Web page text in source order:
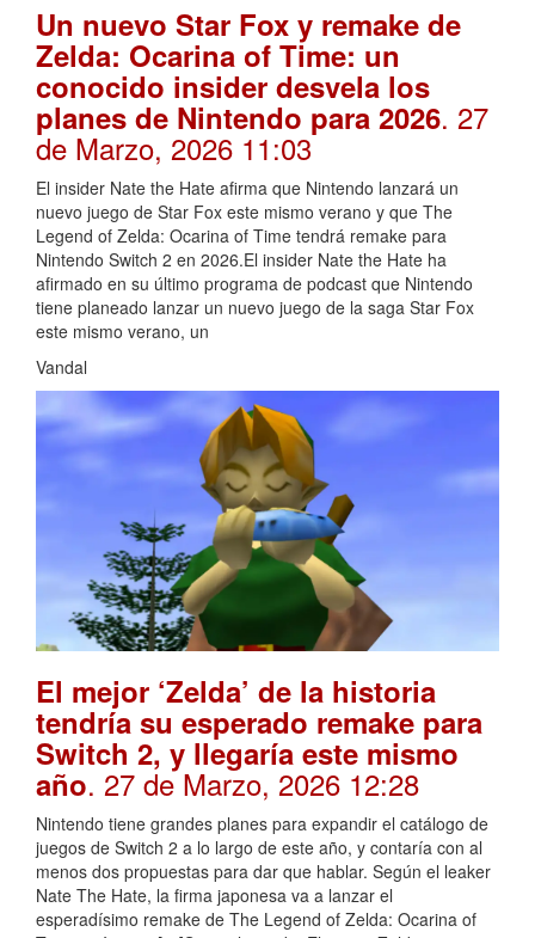
Un nuevo Star Fox y remake de
Zelda: Ocarina of Time: un
conocido insider desvela los
planes de Nintendo para 2026. 27
de Marzo, 2026 11:03
El insider Nate the Hate afirma que Nintendo lanzará un
nuevo juego de Star Fox este mismo verano y que The
Legend of Zelda: Ocarina of Time tendrá remake para
Nintendo Switch 2 en 2026.El insider Nate the Hate ha
afirmado en su último programa de podcast que Nintendo
tiene planeado lanzar un nuevo juego de la saga Star Fox
este mismo verano, un
Vandal
El mejor ‘Zelda’ de la historia
tendría su esperado remake para
Switch 2, y llegaría este mismo
año. 27 de Marzo, 2026 12:28
Nintendo tiene grandes planes para expandir el catálogo de
juegos de Switch 2 a lo largo de este año, y contaría con al
menos dos propuestas para dar que hablar. Según el leaker
Nate The Hate, la firma japonesa va a lanzar el
esperadísimo remake de The Legend of Zelda: Ocarina of